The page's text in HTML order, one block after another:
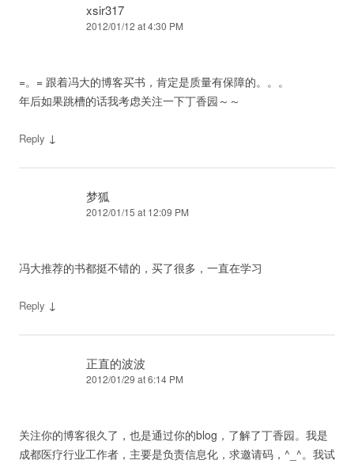
xsir317
2012/01/12 at 4:30 PM
=。= 跟着冯大的博客买书，肯定是质量有保障的。。。
年后如果跳槽的话我考虑关注一下丁香园～～
Reply ↓
梦狐
2012/01/15 at 12:09 PM
冯大推荐的书都挺不错的，买了很多，一直在学习
Reply ↓
正直的波波
2012/01/29 at 6:14 PM
关注你的博客很久了，也是通过你的blog，了解了丁香园。我是
成都医疗行业工作者，主要是负责信息化，求邀请码，^_^。我试